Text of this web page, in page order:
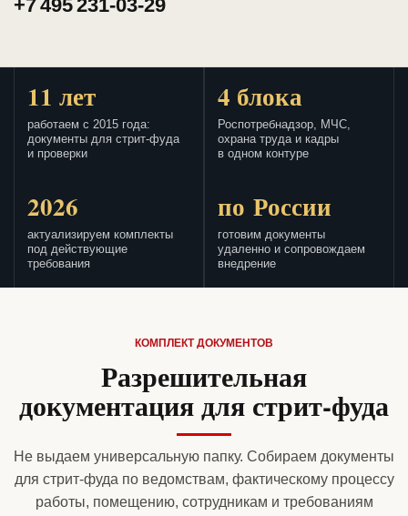
+7 495 231-03-29
11 лет
работаем с 2015 года:
документы для стрит-фуда
и проверки
4 блока
Роспотребнадзор, МЧС,
охрана труда и кадры
в одном контуре
2026
актуализируем комплекты
под действующие
требования
по России
готовим документы
удаленно и сопровождаем
внедрение
КОМПЛЕКТ ДОКУМЕНТОВ
Разрешительная
документация для стрит-фуда
Не выдаем универсальную папку. Собираем документы
для стрит-фуда по ведомствам, фактическому процессу
работы, помещению, сотрудникам и требованиям